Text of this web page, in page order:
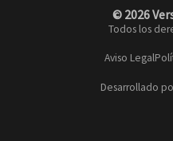
© 2026
Todos los
Aviso Legal
Desarrollado